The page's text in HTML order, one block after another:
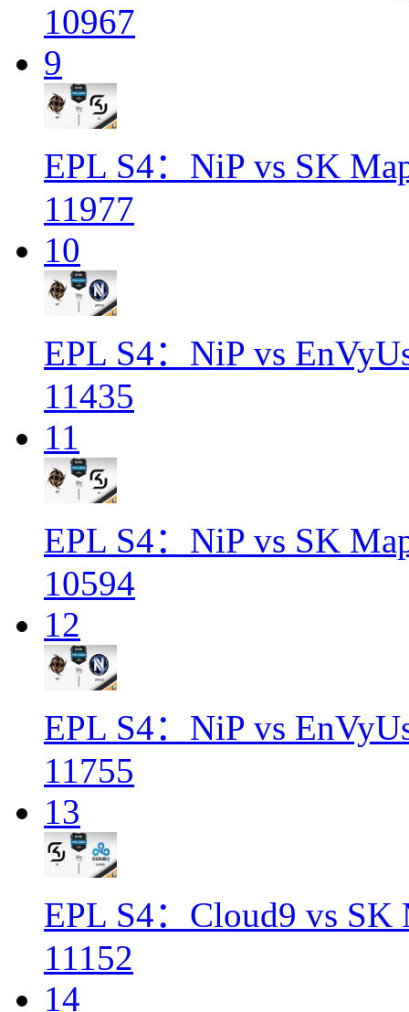
10967
9
EPL S4：NiP vs SK
11977
10
EPL S4：NiP vs
11435
11
EPL S4：NiP vs SK
10594
12
EPL S4：NiP vs
11755
13
EPL S4：Cloud9 vs SK
11152
14